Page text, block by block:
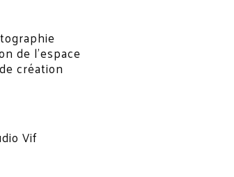
de l’espace
création
Vif